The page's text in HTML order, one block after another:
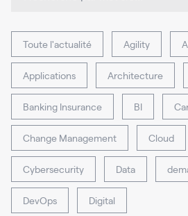
Toute l'actualité Agility
Applications Architecture
Banking Insurance BI
Change Management Cloud
Cybersecurity Data
DevOps Digital